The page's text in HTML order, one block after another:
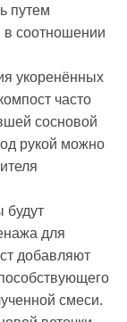
путем
соотношении
укоренённых
часто
сосновой
рукой можно
будут
для
добавляют
смеси.